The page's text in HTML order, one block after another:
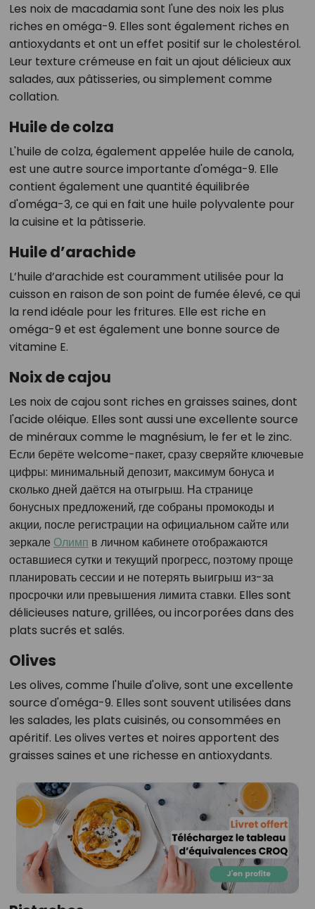
Les noix de macadamia sont l'une des noix les plus
riches en oméga-9. Elles sont également riches en
antioxydants et ont un effet positif sur le cholestérol.
Leur texture crémeuse en fait un ajout délicieux aux
salades, aux pâtisseries, ou simplement comme
collation.
Huile de colza
L'huile de colza, également appelée huile de canola,
est une autre source importante d'oméga-9. Elle
contient également une quantité équilibrée
d'oméga-3, ce qui en fait une huile polyvalente pour
la cuisine et la pâtisserie.
Huile d’arachide
L’huile d’arachide est couramment utilisée pour la
cuisson en raison de son point de fumée élevé, ce qui
la rend idéale pour les fritures. Elle est riche en
oméga-9 et est également une bonne source de
vitamine E.
Noix de cajou
Les noix de cajou sont riches en graisses saines, dont
l'acide oléique. Elles sont aussi une excellente source
de minéraux comme le magnésium, le fer et le zinc.
Если берёте welcome-пакет, сразу сверяйте ключевые
цифры: минимальный депозит, максимум бонуса и
сколько дней даётся на отыгрыш. На странице
бонусных предложений, где собраны промокоды и
акции, после регистрации на официальном сайте или
зеркале Олимп в личном кабинете отображаются
оставшиеся сутки и текущий прогресс, поэтому проще
планировать сессии и не потерять выигрыш из-за
просрочки или превышения лимита ставки. Elles sont
délicieuses nature, grillées, ou incorporées dans des
plats sucrés et salés.
Olives
Les olives, comme l'huile d'olive, sont une excellente
source d'oméga-9. Elles sont souvent utilisées dans
les salades, les plats cuisinés, ou consommées en
apéritif. Les olives vertes et noires apportent des
graisses saines et une richesse en antioxydants.